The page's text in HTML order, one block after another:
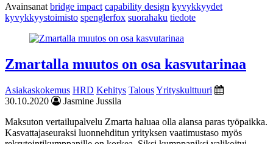
Avainsanat bridge impact capability design kyvykkyydet
kyvykkyystoimisto spenglerfox suorahaku tiedote
Zmartalla muutos on osa kasvutarinaa
Asiakaskokemus HRD Kehitys TalousYrityskulttuuri
30.10.2020
Jasmine Jussila
Maksuton vertailupalvelu Zmarta haluaa olla alansa paras työpaikka.
Kasvattajaseuraksi luonnehditun yrityksen vaatimustaso myös